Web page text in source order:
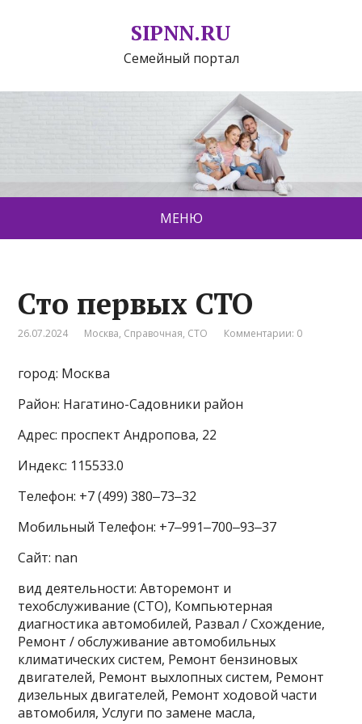
SIPNN.RU
Семейный портал
МЕНЮ
Сто первых СТО
26.07.2024 Москва, Справочная, СТО Комментарии: 0
город: Москва
Район: Нагатино-Садовники район
Адрес: проспект Андропова, 22
Индекс: 115533.0
Телефон: +7 (499) 380‒73‒32
Мобильный Телефон: +7‒991‒700‒93‒37
Сайт: nan
вид деятельности: Авторемонт и
техобслуживание (СТО), Компьютерная
диагностика автомобилей, Развал / Схождение,
Ремонт / обслуживание автомобильных
климатических систем, Ремонт бензиновых
двигателей, Ремонт выхлопных систем, Ремонт
дизельных двигателей, Ремонт ходовой части
автомобиля, Услуги по замене масла,